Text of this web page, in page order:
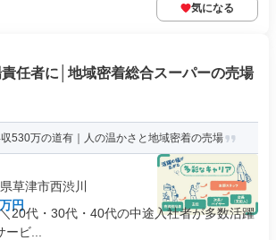
気になる
任者に│地域密着総合スーパーの売場
530万の道有｜人の温かさと地域密着の売場
草津市西渋川
円
20代・30代・40代の中途入社者が多数活躍
ビ...